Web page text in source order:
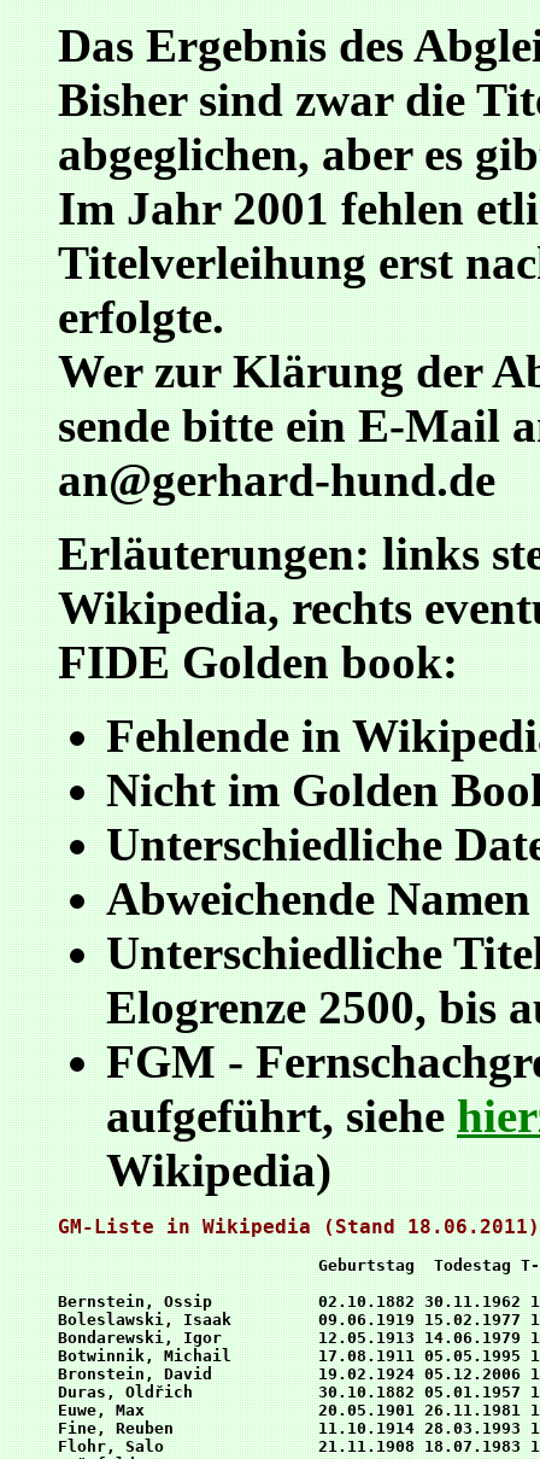
Das Ergebnis des
Bisher sind zwar die
abgeglichen, aber es
Im Jahr 2001 fehlen
Titelverleihung erst
erfolgte.
Wer zur Klärung der
sende bitte ein E-Mail
an@gerhard-hund.de
Erläuterungen: links
Wikipedia, rechts
FIDE Golden book:
Fehlende in
Nicht im Golden
Unterschiedliche
Abweichende
Unterschiedliche
Elogrenze 2500, bis
FGM -
aufgeführt, siehe
Wikipedia)
GM-Liste in Wikipedia (Stand